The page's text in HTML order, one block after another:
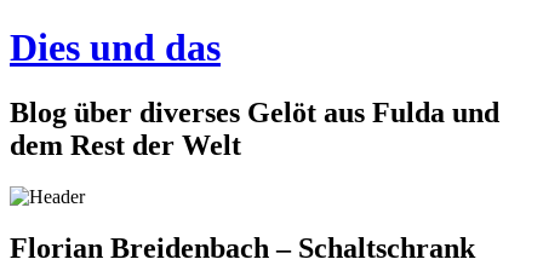
Dies und das
Blog über diverses Gelöt aus Fulda und
dem Rest der Welt
Florian Breidenbach – Schaltschrank